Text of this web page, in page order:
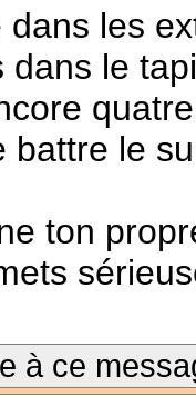
les
dans le
battre le
ton
à ce